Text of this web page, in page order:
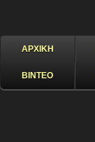
ΑΡΧΙΚΗ
ΒΙΝΤΕΟ